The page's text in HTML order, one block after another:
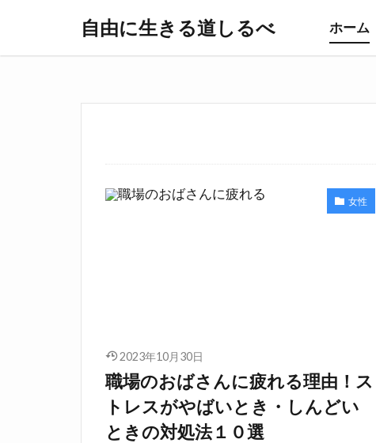
自由に生きる道しるべ ホーム
女性
2023年10月30日
職場のおばさんに疲れる理由！ス
トレスがやばいとき・しんどい
ときの対処法１０選